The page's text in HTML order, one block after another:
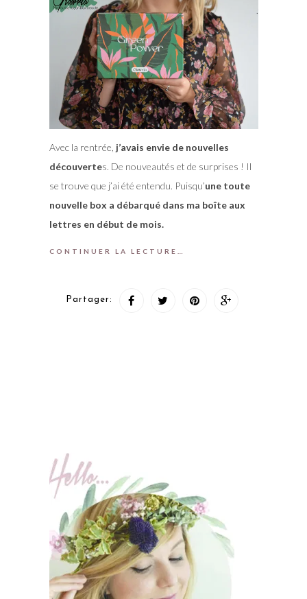
Avec la rentrée, j’avais envie de nouvelles
découvertes. De nouveautés et de surprises ! Il
se trouve que j’ai été entendu. Puisqu’une toute
nouvelle box a débarqué dans ma boîte aux
lettres en début de mois.
CONTINUER LA LECTURE…
Partager: